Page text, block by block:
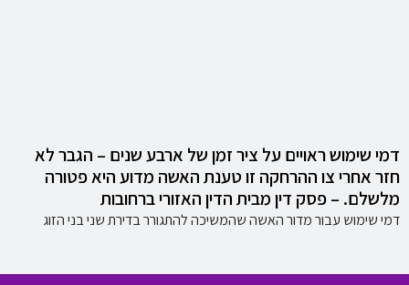
דמי שימוש ראויים על ציר זמן של ארבע שנים – הגבר לא
חזר אחרי צו ההרחקה זו טענת האשה מדוע היא פטורה
מלשלם. – פסק דין מבית הדין האזורי ברחובות
דמי שימוש עבור מדור האשה שהמשיכה להתגורר בדירת שני בני הזוג